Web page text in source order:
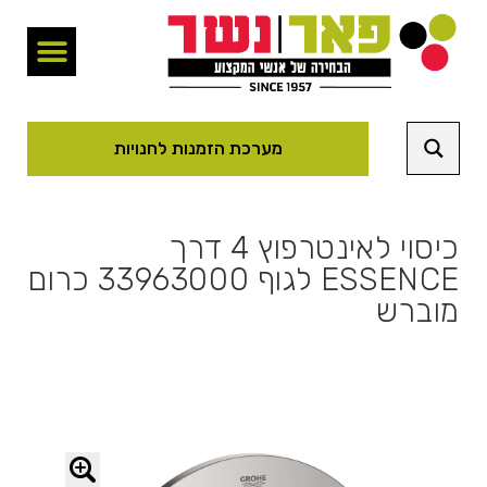
מערכת הזמנות לחנויות
כיסוי לאינטרפוץ 4 דרך
ESSENCE לגוף 33963000 כרום
מוברש